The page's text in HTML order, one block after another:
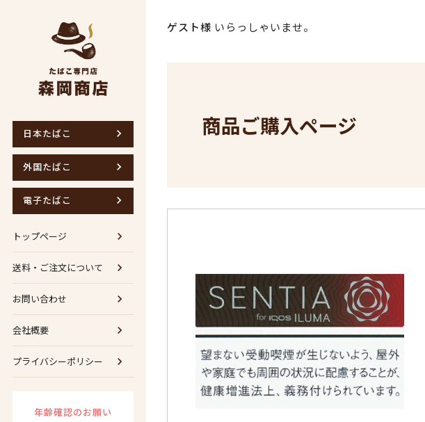
日本たばこ
外国たばこ
電子たばこ
トップページ
送料・ご注文について
お問い合わせ
会社概要
プライバシーポリシー
年齢確認のお願い
ゲスト様 いらっしゃいませ。
商品ご購入ページ